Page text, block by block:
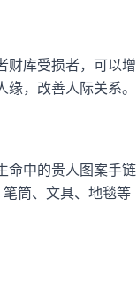
财库受损者，可以增
，改善人际关系。
命中的贵人图案手链
筒、文具、地毯等